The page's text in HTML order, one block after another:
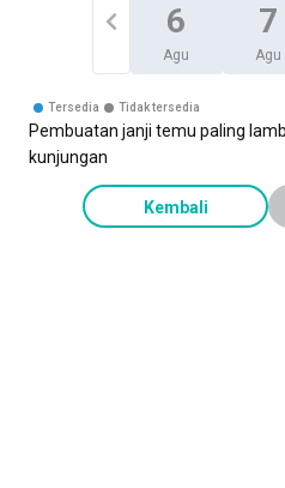
6
Agu
7
Agu
Tersedia Tidak tersedia
Pembuatan janji temu paling
kunjungan
Kembali